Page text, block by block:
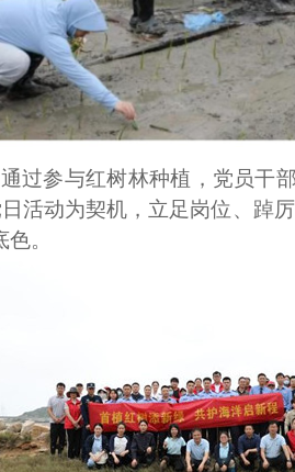
通过参与红树林种植 ，党员干
活动为契机，立足岗位、踔
色。